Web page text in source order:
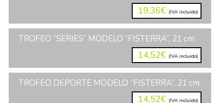
19,36€ (IVA incluido)
TROFEO “SERIES” MODELO “FISTERRA”, 21 cm
14,52€ (IVA incluido)
TROFEO DEPORTE MODELO “FISTERRA”, 21 cm
14,52€ (IVA incluido)